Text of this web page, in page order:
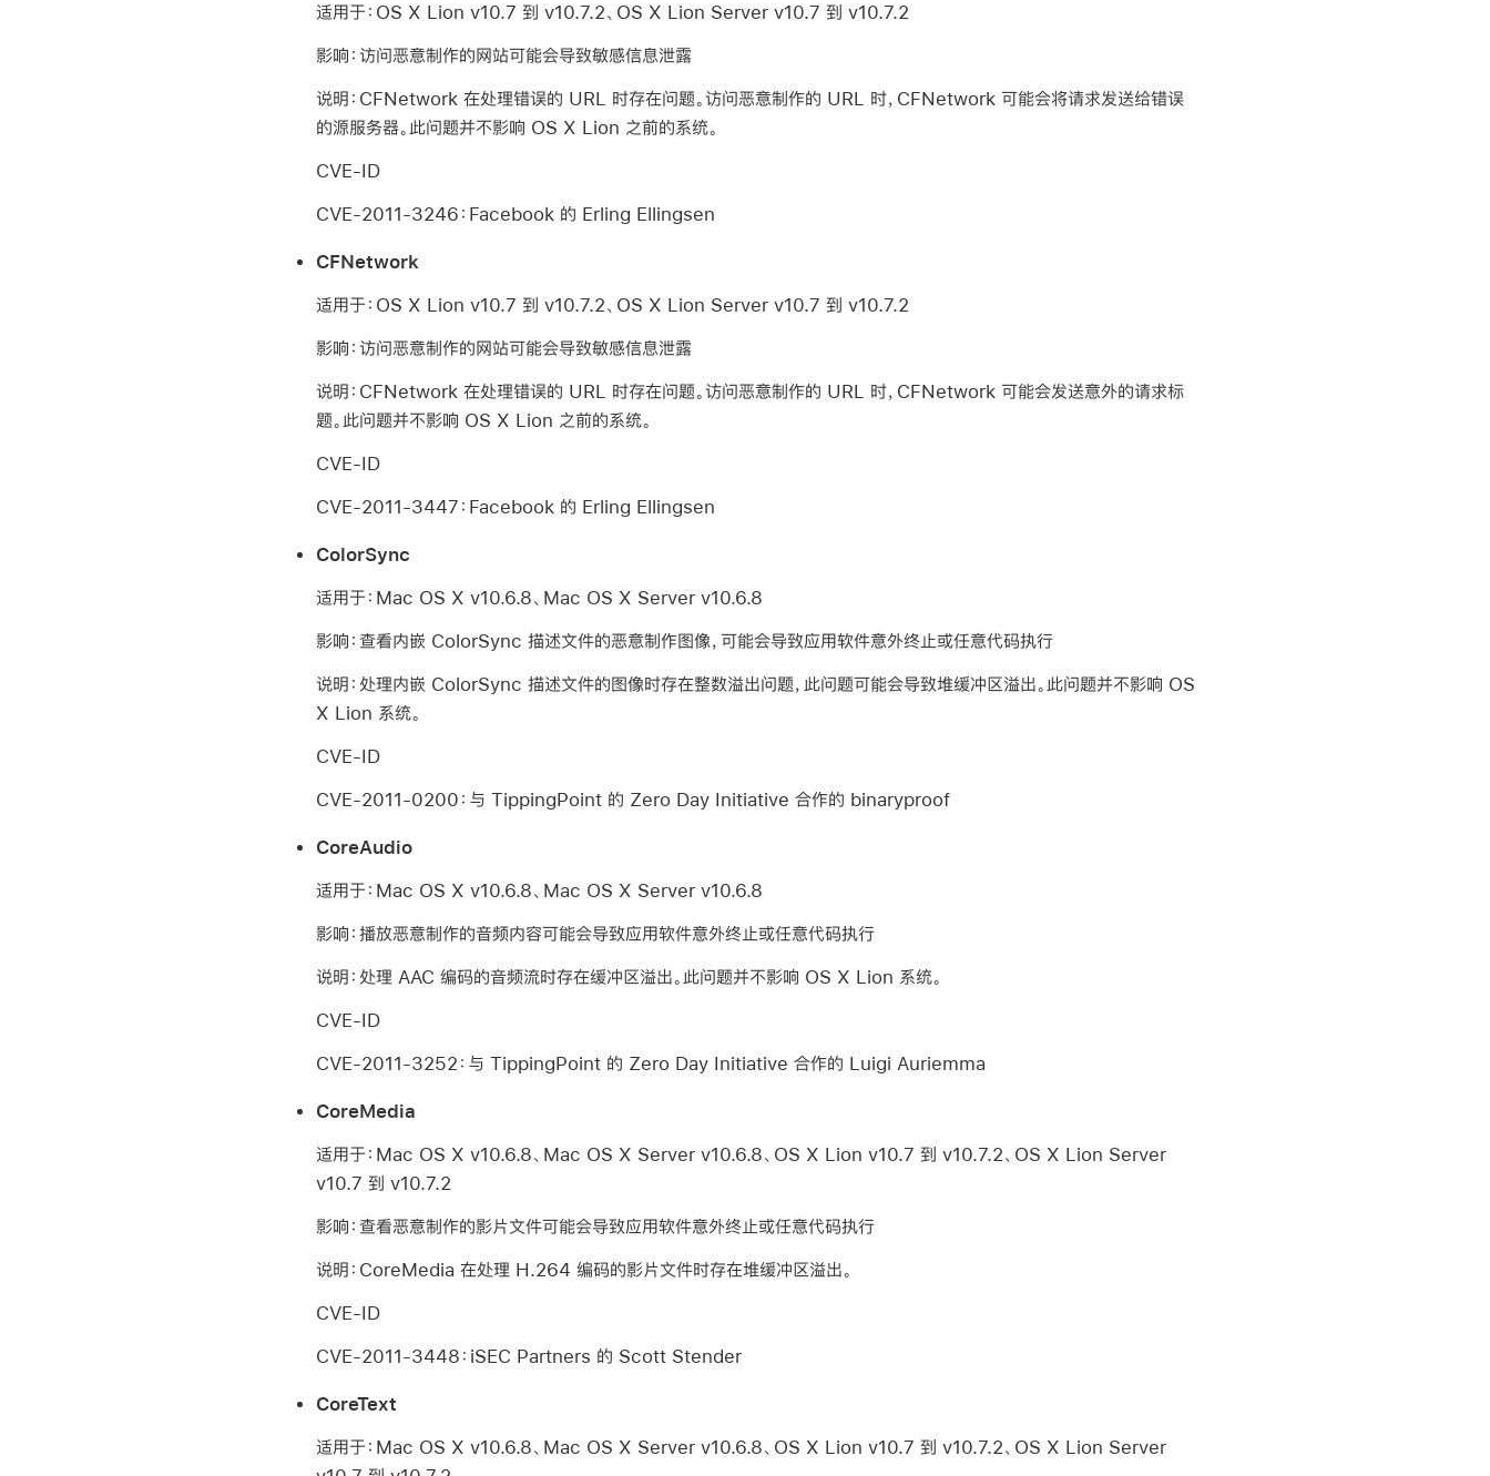
适用于：OS X Lion v10.7 到 v10.7.2、OS X Lion Server v10.7 到 v10.7.2
影响：访问恶意制作的网站可能会导致敏感信息泄露
说明：CFNetwork 在处理错误的 URL 时存在问题。访问恶意制作的 URL 时，CFNetwork 可能会将请求发送给错误
的源服务器。此问题并不影响 OS X Lion 之前的系统。
CVE-ID
CVE-2011-3246：Facebook 的 Erling Ellingsen
CFNetwork
适用于：OS X Lion v10.7 到 v10.7.2、OS X Lion Server v10.7 到 v10.7.2
影响：访问恶意制作的网站可能会导致敏感信息泄露
说明：CFNetwork 在处理错误的 URL 时存在问题。访问恶意制作的 URL 时，CFNetwork 可能会发送意外的请求标
题。此问题并不影响 OS X Lion 之前的系统。
CVE-ID
CVE-2011-3447：Facebook 的 Erling Ellingsen
ColorSync
适用于：Mac OS X v10.6.8、Mac OS X Server v10.6.8
影响：查看内嵌 ColorSync 描述文件的恶意制作图像，可能会导致应用软件意外终止或任意代码执行
说明：处理内嵌 ColorSync 描述文件的图像时存在整数溢出问题，此问题可能会导致堆缓冲区溢出。此问题并不影响 OS
X Lion 系统。
CVE-ID
CVE-2011-0200：与 TippingPoint 的 Zero Day Initiative 合作的 binaryproof
CoreAudio
适用于：Mac OS X v10.6.8、Mac OS X Server v10.6.8
影响：播放恶意制作的音频内容可能会导致应用软件意外终止或任意代码执行
说明：处理 AAC 编码的音频流时存在缓冲区溢出。此问题并不影响 OS X Lion 系统。
CVE-ID
CVE-2011-3252：与 TippingPoint 的 Zero Day Initiative 合作的 Luigi Auriemma
CoreMedia
适用于：Mac OS X v10.6.8、Mac OS X Server v10.6.8、OS X Lion v10.7 到 v10.7.2、OS X Lion Server
v10.7 到 v10.7.2
影响：查看恶意制作的影片文件可能会导致应用软件意外终止或任意代码执行
说明：CoreMedia 在处理 H.264 编码的影片文件时存在堆缓冲区溢出。
CVE-ID
CVE-2011-3448：iSEC Partners 的 Scott Stender
CoreText
适用于：Mac OS X v10.6.8、Mac OS X Server v10.6.8、OS X Lion v10.7 到 v10.7.2、OS X Lion Server